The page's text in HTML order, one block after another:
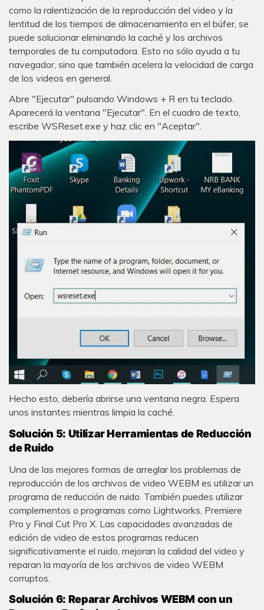
Reparador de Fotos con IA
Arregla fotos dañadas, mejora su nitidez y revive tus
recuerdos más valiosos con el poder de la IA.
Aceptar Prueba Online
como la ralentización de la reproducción del video y la
lentitud de los tiempos de almacenamiento en el búfer, se
puede solucionar eliminando la caché y los archivos
temporales de tu computadora. Esto no sólo ayuda a tu
navegador, sino que también acelera la velocidad de carga
de los videos en general.
Abre "Ejecutar" pulsando Windows + R en tu teclado.
Aparecerá la ventana "Ejecutar". En el cuadro de texto,
escribe WSReset.exe y haz clic en "Aceptar".
Hecho esto, debería abrirse una ventana negra. Espera
unos instantes mientras limpia la caché.
Solución 5: Utilizar Herramientas de Reducción
de Ruido
Una de las mejores formas de arreglar los problemas de
reproducción de los archivos de video WEBM es utilizar un
programa de reducción de ruido. También puedes utilizar
complementos o programas como Lightworks, Premiere
Pro y Final Cut Pro X. Las capacidades avanzadas de
edición de video de estos programas reducen
significativamente el ruido, mejoran la calidad del video y
reparan la mayoría de los archivos de video WEBM
corruptos.
Solución 6: Reparar Archivos WEBM con un